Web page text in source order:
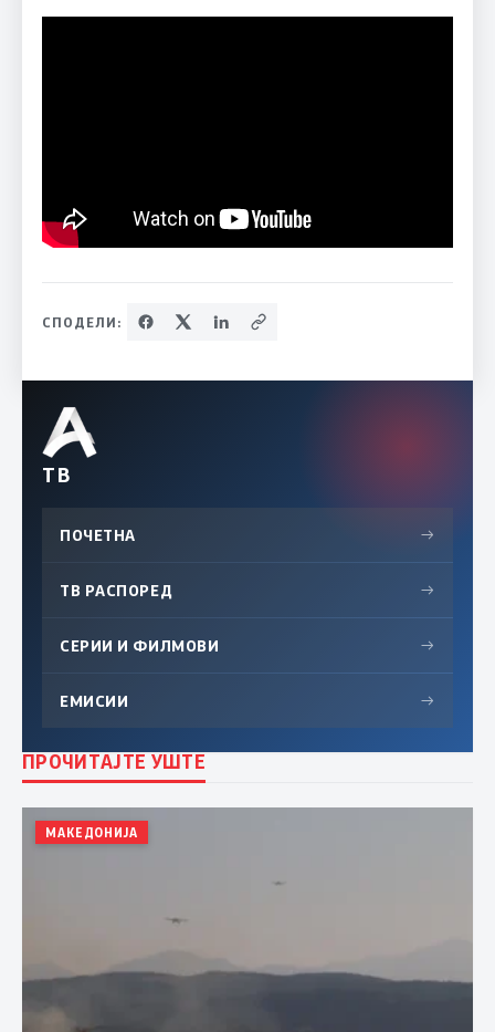
СПОДЕЛИ:
ТВ
ПОЧЕТНА →
ТВ РАСПОРЕД →
СЕРИИ И ФИЛМОВИ →
ЕМИСИИ →
ПРОЧИТАЈТЕ УШТЕ
МАКЕДОНИЈА